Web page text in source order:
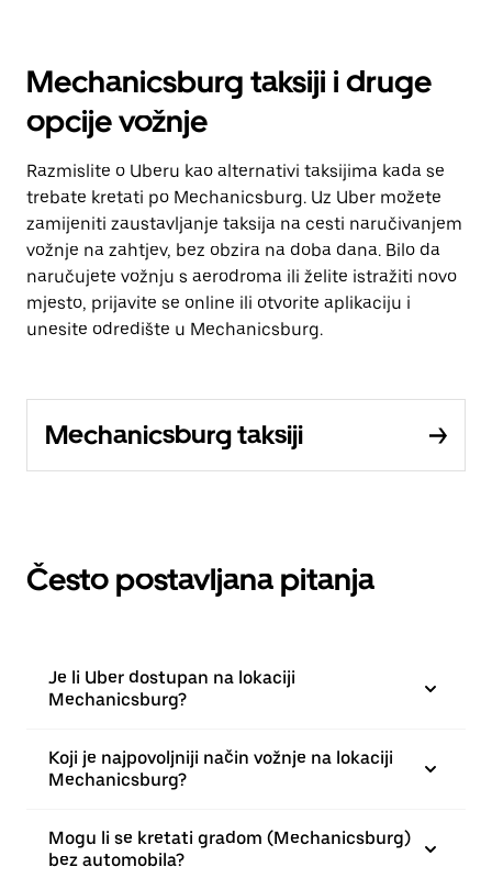
Mechanicsburg taksiji i druge
opcije vožnje
Razmislite o Uberu kao alternativi taksijima kada se
trebate kretati po Mechanicsburg. Uz Uber možete
zamijeniti zaustavljanje taksija na cesti naručivanjem
vožnje na zahtjev, bez obzira na doba dana. Bilo da
naručujete vožnju s aerodroma ili želite istražiti novo
mjesto, prijavite se online ili otvorite aplikaciju i
unesite odredište u Mechanicsburg.
Mechanicsburg taksiji
Često postavljana pitanja
Je li Uber dostupan na lokaciji
Mechanicsburg?
Koji je najpovoljniji način vožnje na lokaciji
Mechanicsburg?
Mogu li se kretati gradom (Mechanicsburg)
bez automobila?